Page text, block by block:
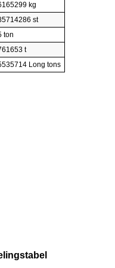
kg
st
ton
t
Long tons